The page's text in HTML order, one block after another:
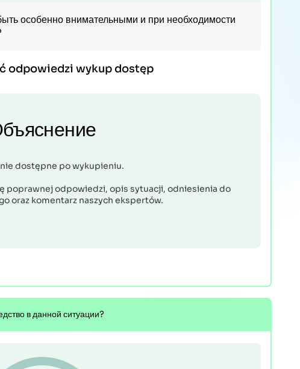
особенно внимательными и при необходимости
odpowiedzi wykup dostęp
dostępne po wykupieniu.
poprawnej odpowiedzi, opis sytuacji, odniesienia do
oraz komentarz naszych ekspertów.
в данной ситуации?